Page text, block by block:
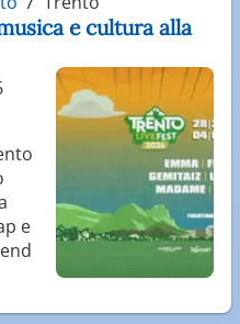
e cultura alla
e